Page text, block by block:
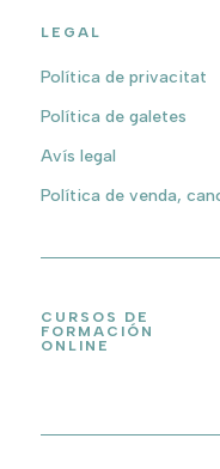
LEGAL
Política de privacitat
Política de galetes
Avís legal
Política de venda,
CURSOS DE
FORMACIÓN
ONLINE